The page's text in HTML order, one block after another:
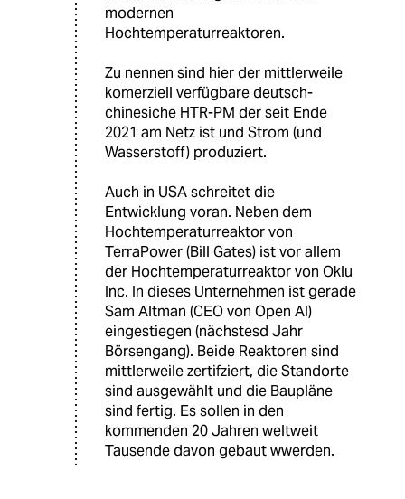
modernen
Hochtemperaturreaktoren.
Zu nennen sind hier der mittlerweile
komerziell verfügbare deutsch-
chinesiche HTR-PM der seit Ende
2021 am Netz ist und Strom (und
Wasserstoff) produziert.
Auch in USA schreitet die
Entwicklung voran. Neben dem
Hochtemperaturreaktor von
TerraPower (Bill Gates) ist vor allem
der Hochtemperaturreaktor von Oklu
Inc. In dieses Unternehmen ist gerade
Sam Altman (CEO von Open AI)
eingestiegen (nächstesd Jahr
Börsengang). Beide Reaktoren sind
mittlerweile zertifziert, die Standorte
sind ausgewählt und die Baupläne
sind fertig. Es sollen in den
kommenden 20 Jahren weltweit
Tausende davon gebaut wwerden.